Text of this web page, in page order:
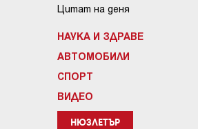
Цитат на деня
НАУКА И ЗДРАВЕ
АВТОМОБИЛИ
СПОРТ
ВИДЕО
НЮЗЛЕТЪР